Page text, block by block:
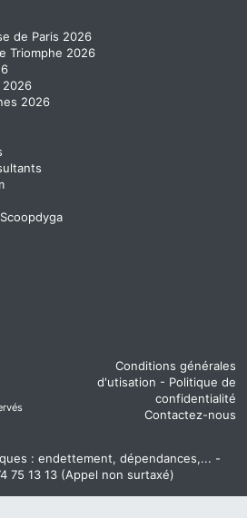
de Paris 2026
Triomphe 2026
2026
2026
Scoopdyga
Conditions générales
d'utisation - Politique de
confidentialité
Contactez-nous
: endettement, dépendances,... -
75 13 13 (Appel non surtaxé)